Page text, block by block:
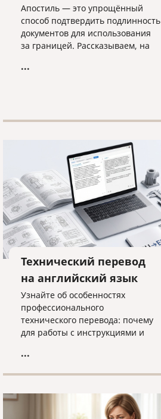
Апостиль — это упрощённый
способ подтвердить подлинность
документов для использования
за границей. Рассказываем, на
оформляется и какие нюансы
...
Технический перевод
на английский язык
Узнайте об особенностях
профессионального
технического перевода: почему
для работы с инструкциями и
просто лингвистом, как избежать
для получения качественного
результата при работе с
...